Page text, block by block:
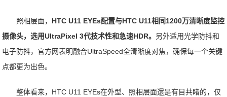
照相层面， HTC U11 EYEs配置与HTC U11相同1200万清晰度监控
摄像头，选用UltraPixel 3代技术性和急速HDR。 另外适用光学防抖和
电子防抖，官方网表明融合UltraSpeed全清晰度对焦，确保每一个关键
点都更为出色。
整体看来，HTC U11 EYEs在外型、照相层面還是有目共睹的，仅